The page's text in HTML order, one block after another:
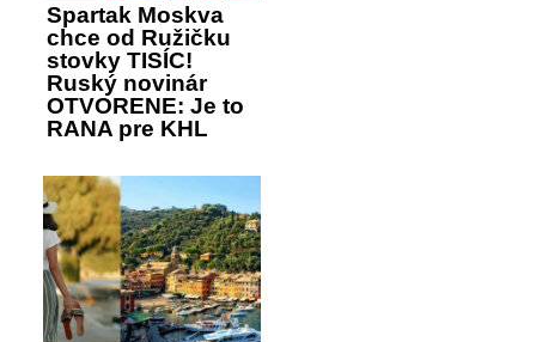
Spartak Moskva
chce od Ružičku
stovky TISÍC!
Ruský novinár
OTVORENE: Je to
RANA pre KHL